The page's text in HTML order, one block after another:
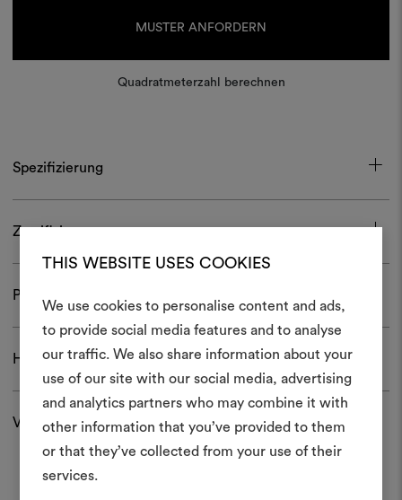
THIS WEBSITE USES COOKIES
We use cookies to personalise content and ads,
to provide social media features and to analyse
our traffic. We also share information about your
use of our site with our social media, advertising
and analytics partners who may combine it with
other information that you’ve provided to them
or that they’ve collected from your use of their
services.
MUSTER ANFORDERN
Quadratmeterzahl berechnen
Spezifizierung
Zertifizierungen
Pflege und Gebrauch
Herunterladen
Versand und Rücksendungen
Ein
erstellen
Ein interaktives Tool, mit
Ideen zum Leben
anderen teilen können,